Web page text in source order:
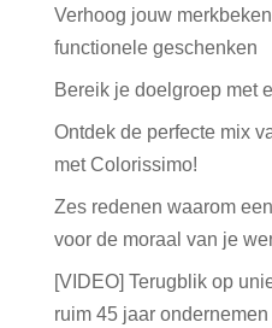
Verhoog jouw
functionele geschenken
Bereik je doelgroep met
Ontdek de perfecte mix
met Colorissimo!
Zes redenen waarom
voor de moraal van je
[VIDEO] Terugblik op
ruim 45 jaar ondernemen